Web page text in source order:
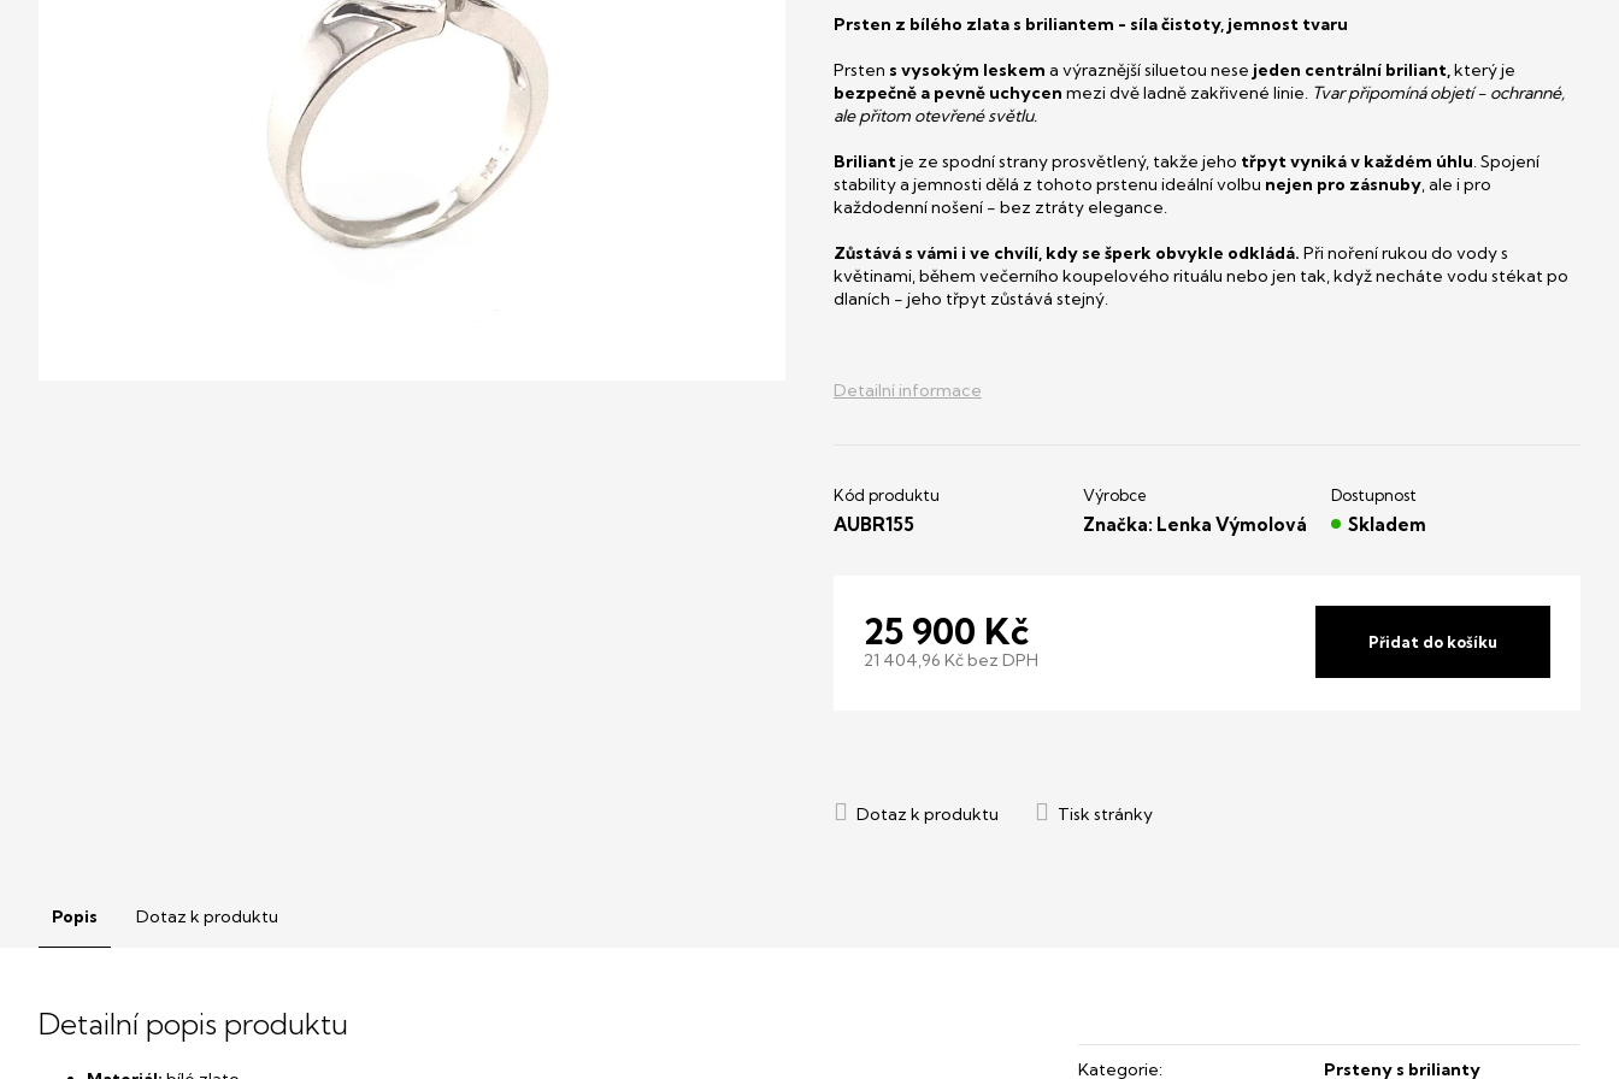
25 900 Kč
21 404,96 Kč bez DPH
Přidat do košíku
Prsten z bílého zlata s briliantem - síla čistoty, jemnost tvaru
Prsten s vysokým leskem a výraznější siluetou nese jeden centrální briliant,který je
bezpečně a pevně uchycen mezi dvě ladně zakřivené linie. Tvar připomíná objetí - ochranné,
ale přitom otevřené světlu.
Briliantje ze spodní strany prosvětlený, takže jeho třpyt vyniká v každém úhlu. Spojení
stability a jemnosti dělá z tohoto prstenu ideální volbu nejen pro zásnuby, ale i pro
každodenní nošení - bez ztráty elegance.
Zůstává s vámi i ve chvílí, kdy se šperk obvykle odkládá. Při noření rukou do vody s
květinami, během večerního koupelového rituálu nebo jen tak, když necháte vodu stékat po
dlaních - jeho třpyt zůstává stejný.
Detailní informace
AUBR155 Značka: Lenka Výmolová Skladem
Popis Dotaz k produktu
Detailní popis produktu
Kategorie: Prsteny s brilianty